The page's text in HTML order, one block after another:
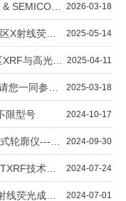
2026-03-18
2025-05-14
2025-04-11
2025-03-18
限型号 2024-10-17
2024-09-30
2024-07-24
2024-07-01